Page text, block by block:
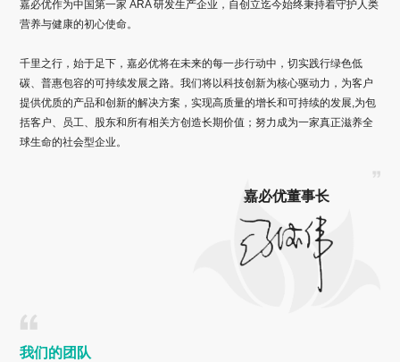
嘉必优作为中国第一家 ARA 研发生产企业，自创立迄今始终秉持着守护人类
营养与健康的初心使命。
千里之行，始于足下，嘉必优将在未来的每一步行动中，切实践行绿色低
碳、普惠包容的可持续发展之路。我们将以科技创新为核心驱动力，为客户
提供优质的产品和创新的解决方案，实现高质量的增长和可持续的发展,为包
括客户、员工、股东和所有相关方创造长期价值；努力成为一家真正滋养全
球生命的社会型企业。
嘉必优董事长
我们的团队